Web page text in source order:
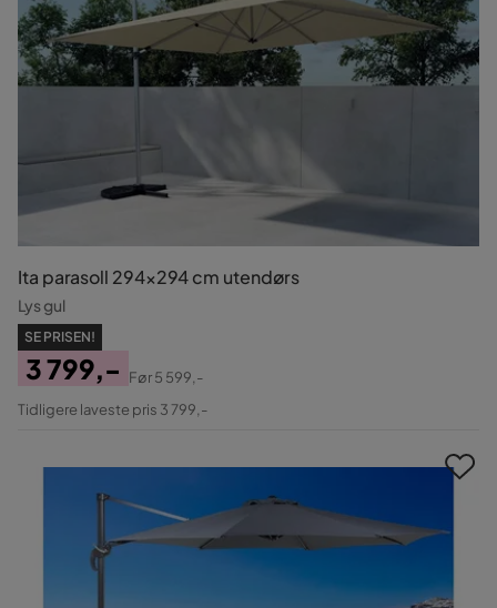
Ita parasoll 294×294 cm utendørs
Lys gul
SE PRISEN!
Pris
3 799,-
Original
Før5 599,-
Tidligere laveste pris 3 799,-